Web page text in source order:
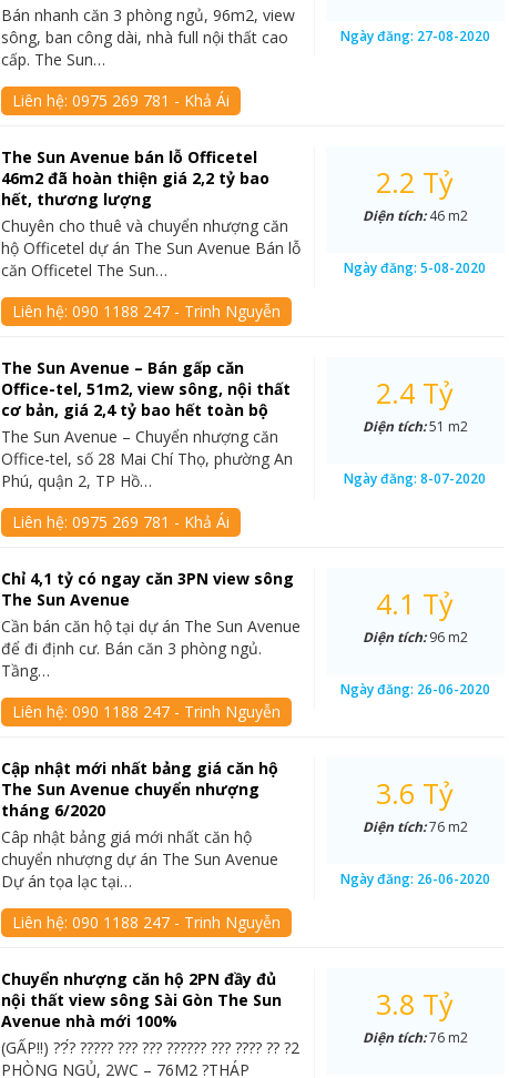
Bán nhanh căn 3 phòng ngủ, 96m2, view
sông, ban công dài, nhà full nội thất cao
cấp. The Sun…
Liên hệ:0975 269 781 - Khả Ái
Ngày đăng: 27-08-2020
The Sun Avenue bán lỗ Officetel
46m2 đã hoàn thiện giá 2,2 tỷ bao
hết, thương lượng
Chuyên cho thuê và chuyển nhượng căn
hộ Officetel dự án The Sun Avenue Bán lỗ
căn Officetel The Sun…
Liên hệ:090 1188 247 - Trinh Nguyễn
2.2 Tỷ
Diện tích:46 m2
Ngày đăng:5-08-2020
The Sun Avenue – Bán gấp căn
Office-tel, 51m2, view sông, nội thất
cơ bản, giá 2,4 tỷ bao hết toàn bộ
The Sun Avenue – Chuyển nhượng căn
Office-tel, số 28 Mai Chí Thọ, phường An
Phú, quận 2, TP Hồ…
Liên hệ:0975 269 781 - Khả Ái
2.4 Tỷ
Diện tích:51 m2
Ngày đăng:8-07-2020
Chỉ 4,1 tỷ có ngay căn 3PN view sông
The Sun Avenue
Cần bán căn hộ tại dự án The Sun Avenue
để đi định cư. Bán căn 3 phòng ngủ.
Tầng…
Liên hệ:090 1188 247 - Trinh Nguyễn
4.1 Tỷ
Diện tích:96 m2
Ngày đăng: 26-06-2020
Cập nhật mới nhất bảng giá căn hộ
The Sun Avenue chuyển nhượng
tháng 6/2020
Câp nhật bảng giá mới nhất căn hộ
chuyển nhượng dự án The Sun Avenue
Dự án tọa lạc tại…
Liên hệ:090 1188 247 - Trinh Nguyễn
3.6 Tỷ
Diện tích:76 m2
Ngày đăng: 26-06-2020
Chuyển nhượng căn hộ 2PN đầy đủ
nội thất view sông Sài Gòn The Sun
Avenue nhà mới 100%
(GẤP‼️) ??́? ????? ??? ??? ?????? ??? ???? ?? ?2
PHÒNG NGỦ, 2WC – 76M2 ?THÁP
3.8 Tỷ
Diện tích:76 m2